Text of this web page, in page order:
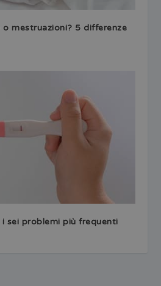
mestruazioni? 5 differenze
sei problemi più frequenti